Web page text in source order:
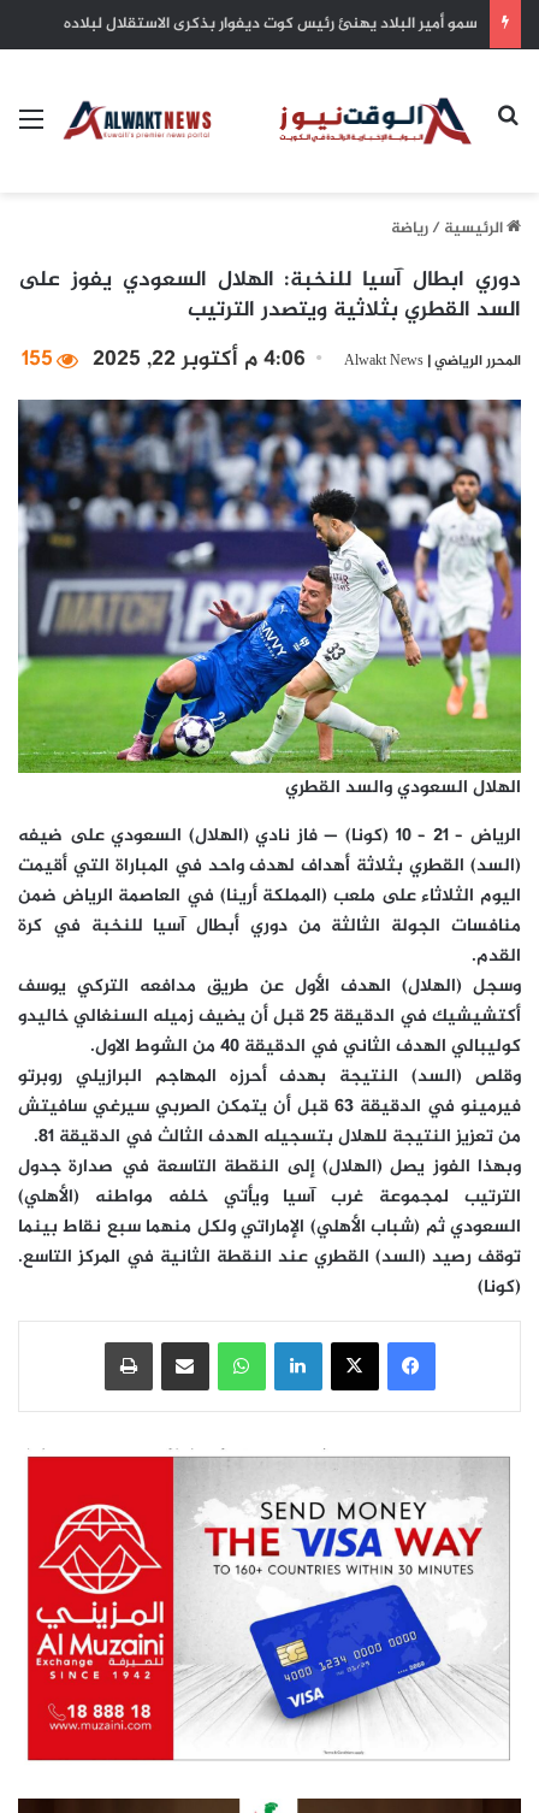
الصادرات الألمانية تسجل مستوى قياسيا في يونيو رغم تبعات حرب إيران
بحث عن
الرئيسية/رياضة
دوري ابطال آسيا للنخبة: الهلال السعودي يفوز على
السد القطري بثلاثية ويتصدر الترتيب
المحرر الرياضي | Alwakt News 4:06 م أكتوبر 22, 2025 155
الهلال السعودي والسد القطري
الرياض – 21 – 10 (كونا) — فاز نادي (الهلال) السعودي على ضيفه
(السد) القطري بثلاثة أهداف لهدف واحد في المباراة التي أقيمت
اليوم الثلاثاء على ملعب (المملكة أرينا) في العاصمة الرياض ضمن
منافسات الجولة الثالثة من دوري أبطال آسيا للنخبة في كرة
القدم.
وسجل (الهلال) الهدف الأول عن طريق مدافعه التركي يوسف
أكتشيشيك في الدقيقة 25 قبل أن يضيف زميله السنغالي خاليدو
كوليبالي الهدف الثاني في الدقيقة 40 من الشوط الاول.
وقلص (السد) النتيجة بهدف أحرزه المهاجم البرازيلي روبرتو
فيرمينو في الدقيقة 63 قبل أن يتمكن الصربي سيرغي سافيتش
من تعزيز النتيجة للهلال بتسجيله الهدف الثالث في الدقيقة 81.
وبهذا الفوز يصل (الهلال) إلى النقطة التاسعة في صدارة جدول
الترتيب لمجموعة غرب آسيا ويأتي خلفه مواطنه (الأهلي)
السعودي ثم (شباب الأهلي) الإماراتي ولكل منهما سبع نقاط بينما
توقف رصيد (السد) القطري عند النقطة الثانية في المركز التاسع.
(كونا)
فيسبوك‫X لينكدإنواتساب مشاركة عبر البريد طباعة